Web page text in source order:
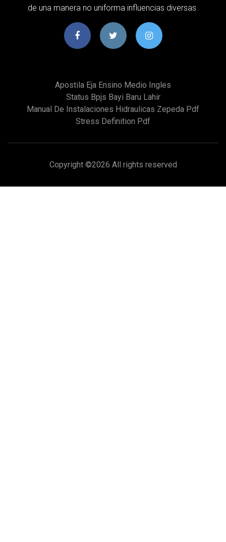
de una manera no uniforma influencias diversas
Apostila Eja Ensino Medio Ingles
Status Bpjs Bayi Baru Lahir
Manual De Instalaciones Hidraulicas Zepeda Pdf
Stress Definition Pdf
Copyright ©2026 All rights reserved